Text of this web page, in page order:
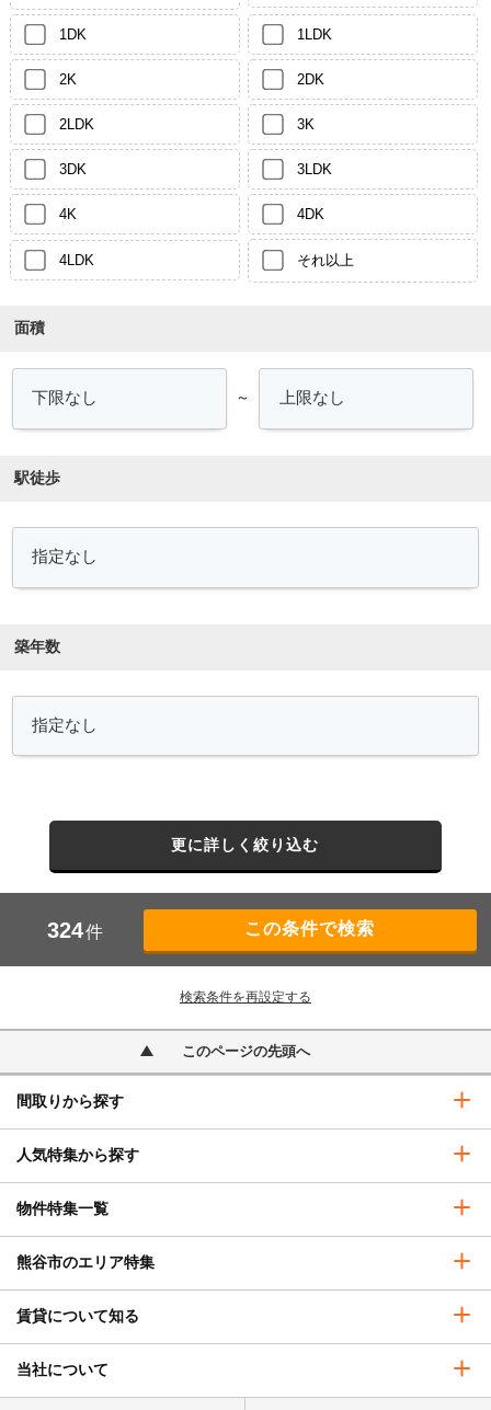
1DK 1LDK
2K 2DK
2LDK 3K
3DK 3LDK
4K 4DK
4LDK それ以上
面積
～
駅徒歩
築年数
更に詳しく絞り込む
324件
検索条件を再設定する
このページの先頭へ
間取りから探す
人気特集から探す
物件特集一覧
熊谷市のエリア特集
賃貸について知る
当社について